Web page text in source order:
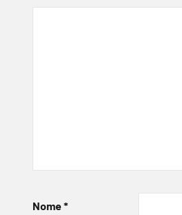
Nome*